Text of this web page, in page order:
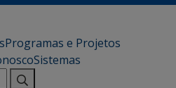
Programas e Projetos
Sistemas